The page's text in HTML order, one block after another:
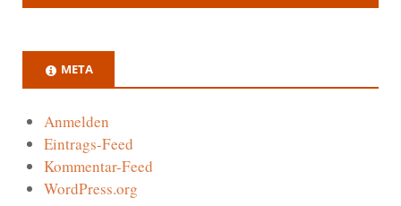
META
Anmelden
Eintrags-Feed
Kommentar-Feed
WordPress.org